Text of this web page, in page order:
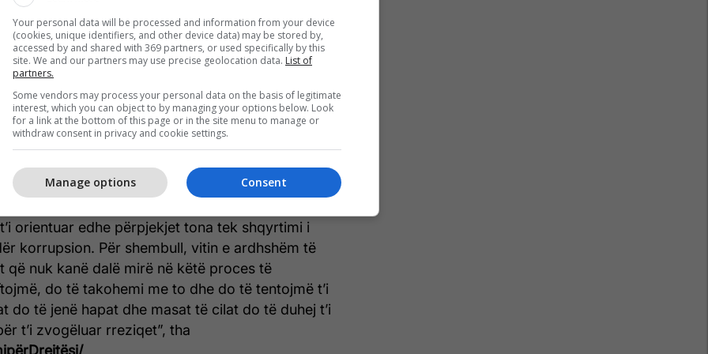
e Punëve të Jashtme, ku ne pastaj kemi fillu
ministrie ta shyrtojmë. Jemi në fazën finale të
shqyrtuar. Po besoj që në fillim të këtij viti do të
për publikun. Ndërsa, është përfunduar
i Agjencisë”, tha Buleshkaj.
po e testojnë se a po funksionon kjo
e Kosovës. Sipas tij, institucionet që kanë
masa, kanë dalë më keq në këtë vlerësim.
i suksesshëm. Ky hartëzim i korrupsionit na ka
orientuar edhe përpjekjet tona tek shqyrtimi i
korrupsion. Për shembull, vitin e ardhshëm të
që nuk kanë dalë mirë në këtë proces të
do të takohemi me to dhe do të tentojmë t’i
do të jenë hapat dhe masat të cilat do të duhej t’i
t’i zvogëluar rreziqet”, tha
Your personal data will be processed and information from your device
(cookies, unique identifiers, and other device data) may be stored by,
accessed by and shared with 369 partners, or used specifically by this
site. We and our partners may use precise geolocation data. List of
partners.
Some vendors may process your personal data on the basis of legitimate
interest, which you can object to by managing your options below. Look
for a link at the bottom of this page or in the site menu to manage or
withdraw consent in privacy and cookie settings.
Consent
Manage options